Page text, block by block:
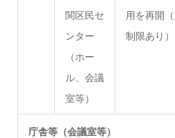
関区民セ
ンター
（ホー
ル、会議
室等）
用を再開
制限あり）
庁舎等（会議室等）